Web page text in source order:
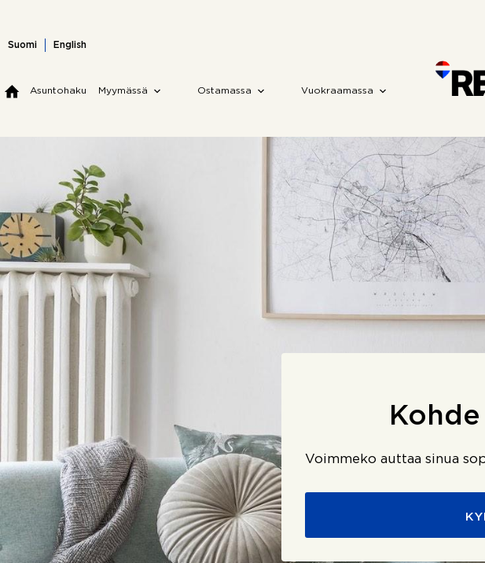
content
Suomi English
Asuntohaku Myymässä Ostamassa Vuokraamassa
Voimmeko auttaa sinua